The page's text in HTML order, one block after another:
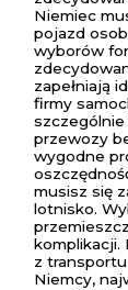
Niemiec
pojazd
wyborów
zapełniają
firmy
przewozy
wygodne
musisz się
lotnisko.
komplikacji.
z
Niemcy,